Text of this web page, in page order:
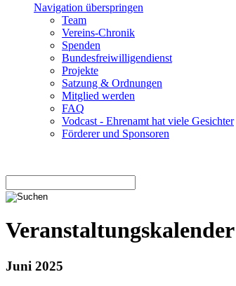
Navigation überspringen
Team
Vereins-Chronik
Spenden
Bundesfreiwilligendienst
Projekte
Satzung & Ordnungen
Mitglied werden
FAQ
Vodcast - Ehrenamt hat viele Gesichter
Förderer und Sponsoren
Veranstaltungskalender
Juni 2025